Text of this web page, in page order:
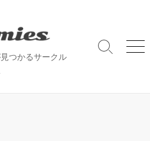
つかるサークル
検
メ